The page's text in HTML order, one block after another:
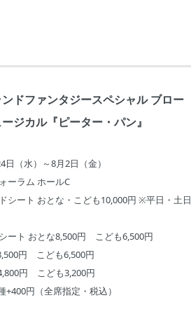
ドファンタジースペシャル ブロー
ジカル『ピーター・パン』
日（水）～8月2日（金）
ーラム ホールC
シート おとな・こども10,000円 ※平日・土日
ト おとな8,500円 こども6,500円
円 こども6,500円
円 こども3,200円
円（全席指定・税込）